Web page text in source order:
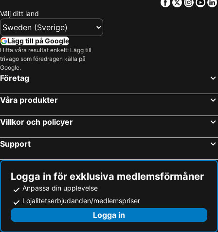
Välj ditt land
Lägg till på Google
Hitta våra resultat enkelt: Lägg till
trivago som föredragen källa på
Google.
Företag
Våra produkter
Villkor och policyer
Support
Logga in för exklusiva medlemsförmåner
Anpassa din upplevelse
Lojalitetserbjudanden/medlemspriser
Logga in